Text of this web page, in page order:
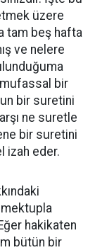
üzere
tam beş hafta
ve nelere
mufassal bir
bir suretini
ne suretle
bir suretini
izah eder.
mektupla
hakikaten
bütün bir